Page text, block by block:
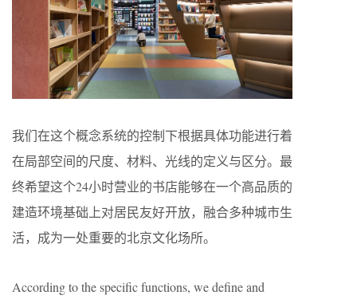
我们在这个概念系统的控制下根据具体功能进行着
在局部空间的尺度、材料、光线的定义与区分。最
终希望这个24小时营业的书店能够在一个高品质的
建造环境基础上对居民友好开放，融合多种城市生
活，成为一处重要的北京文化场所。
According to the specific functions, we define and